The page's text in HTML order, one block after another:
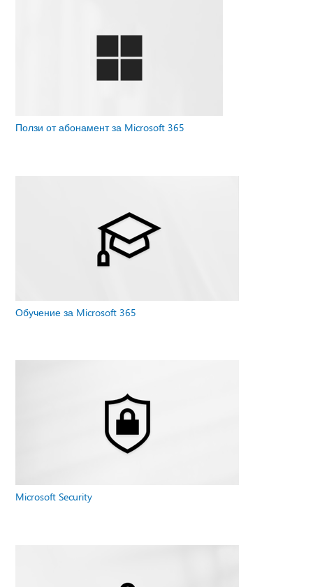
Ползи от абонамент за Microsoft 365
Обучение за Microsoft 365
Microsoft Security